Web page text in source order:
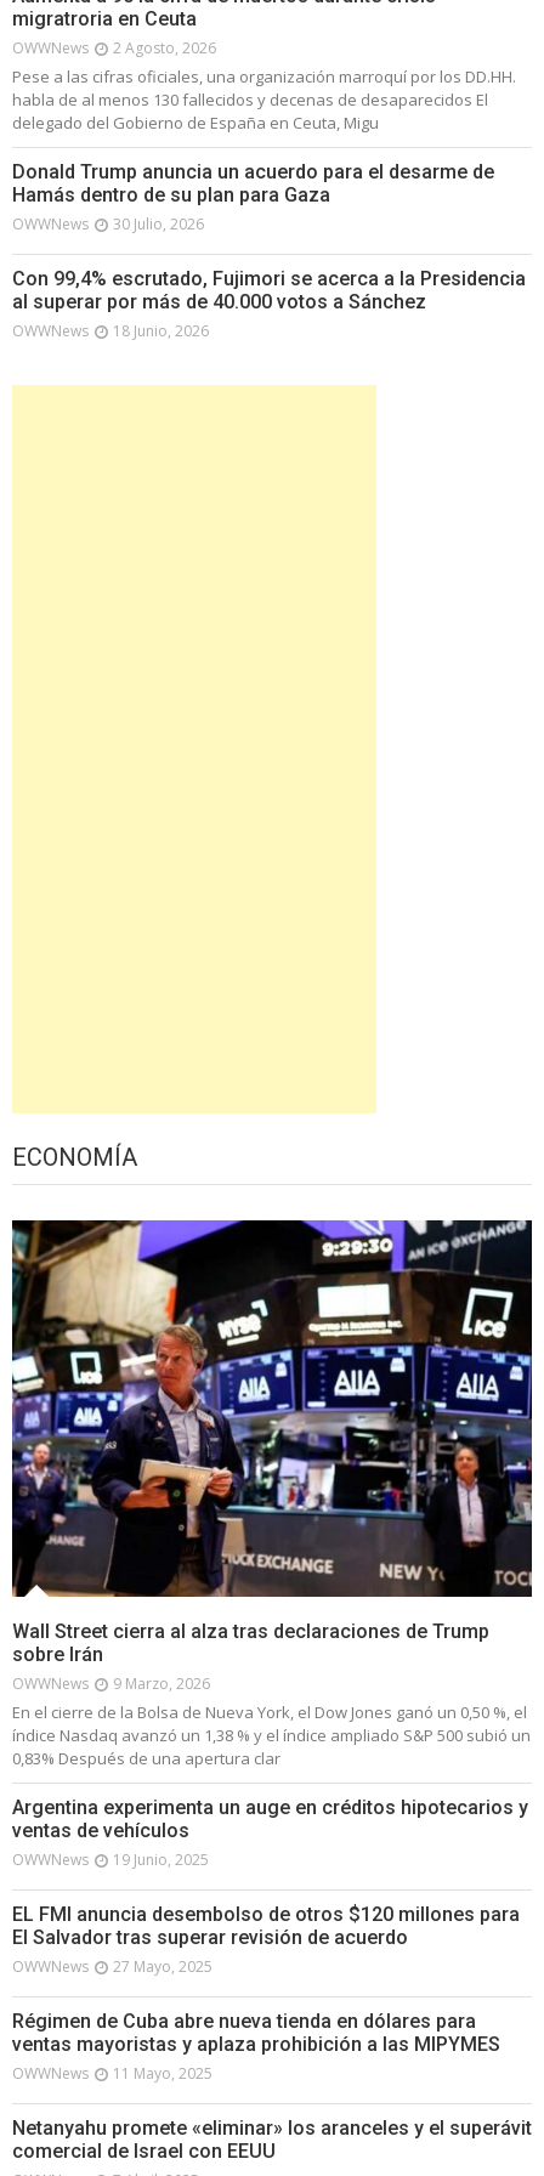
migratroria en Ceuta
OWWNews 2 Agosto, 2026
Pese a las cifras oficiales, una organización marroquí por los DD.HH.
habla de al menos 130 fallecidos y decenas de desaparecidos El
delegado del Gobierno de España en Ceuta, Migu
Donald Trump anuncia un acuerdo para el desarme de
Hamás dentro de su plan para Gaza
OWWNews 30 Julio, 2026
Con 99,4% escrutado, Fujimori se acerca a la Presidencia
al superar por más de 40.000 votos a Sánchez
OWWNews 18 Junio, 2026
ECONOMÍA
Wall Street cierra al alza tras declaraciones de Trump
sobre Irán
OWWNews 9 Marzo, 2026
En el cierre de la Bolsa de Nueva York, el Dow Jones ganó un 0,50 %, el
índice Nasdaq avanzó un 1,38 % y el índice ampliado S&P 500 subió un
0,83% Después de una apertura clar
Argentina experimenta un auge en créditos hipotecarios y
ventas de vehículos
OWWNews 19 Junio, 2025
EL FMI anuncia desembolso de otros $120 millones para
El Salvador tras superar revisión de acuerdo
OWWNews 27 Mayo, 2025
Régimen de Cuba abre nueva tienda en dólares para
ventas mayoristas y aplaza prohibición a las MIPYMES
OWWNews 11 Mayo, 2025
Netanyahu promete «eliminar» los aranceles y el superávit
comercial de Israel con EEUU